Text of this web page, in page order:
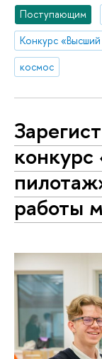
Поступающим
Конкурс
космос
работы